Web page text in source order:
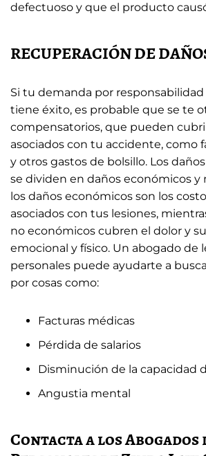
defectuoso y que el producto
RECUPERACIÓN DE
Si tu demanda por
tiene éxito, es probable que se te
compensatorios, que pueden
asociados con tu accidente, como
y otros gastos de bolsillo. Los
se dividen en daños económicos y
los daños económicos son los
asociados con tus lesiones,
no económicos cubren el dolor y
emocional y físico. Un abogado de
personales puede ayudarte a
por cosas como:
Facturas médicas
Pérdida de salarios
Disminución de la capacidad
Angustia mental
Contacta a los Abogados